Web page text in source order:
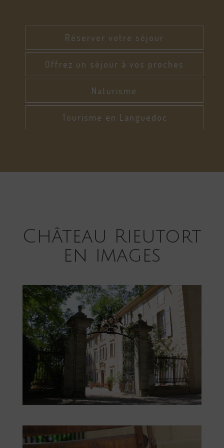
Réserver votre séjour
Offrez un séjour à vos proches
Naturisme
Tourisme en Languedoc
Château Rieutort
en images